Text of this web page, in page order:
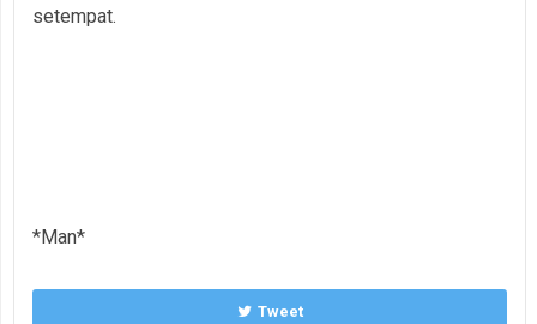
setempat.‎
*Man*
Tweet